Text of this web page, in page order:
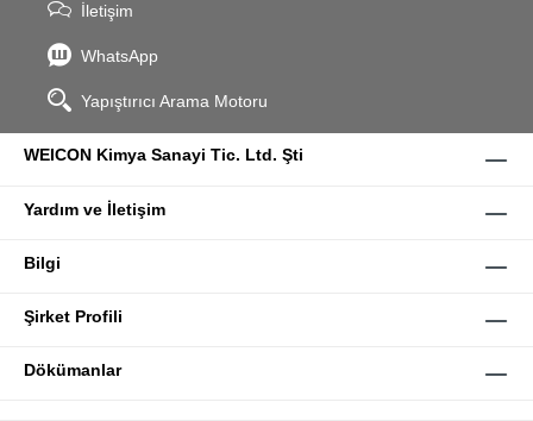
İletişim
WhatsApp
Yapıştırıcı Arama Motoru
WEICON Kimya Sanayi Tic. Ltd. Şti
Yardım ve İletişim
Bilgi
Şirket Profili
Dökümanlar